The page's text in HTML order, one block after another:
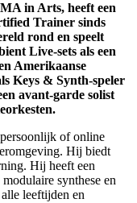
in Arts, heeft een
Trainer sinds
rond en speelt
Live-sets als een
Amerikaanse
Keys & Synth-speler
avant-garde solist
of online
Hij biedt
Hij heeft een
synthese en
leeftijden en